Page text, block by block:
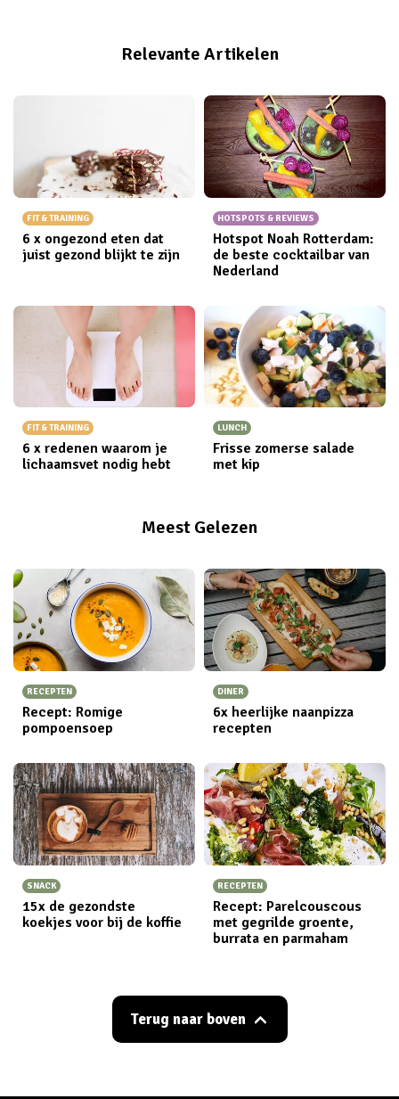
struggle heb ik een handige guide gemaakt, zodat je
Relevante Artikelen
FIT & TRAINING
6 x ongezond eten dat
juist gezond blijkt te zijn
HOTSPOTS & REVIEWS
Hotspot Noah Rotterdam:
de beste cocktailbar van
Nederland
FIT & TRAINING
6 x redenen waarom je
lichaamsvet nodig hebt
LUNCH
Frisse zomerse salade
met kip
Meest Gelezen
RECEPTEN
Recept: Romige
pompoensoep
DINER
6x heerlijke naanpizza
recepten
SNACK
15x de gezondste
koekjes voor bij de koffie
RECEPTEN
Recept: Parelcouscous
met gegrilde groente,
burrata en parmaham
Terug naar boven